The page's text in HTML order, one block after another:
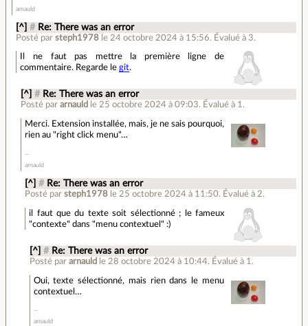
arnauld
[^] # Re: There was an error
Posté parsteph1978 le 24 octobre 2024 à 15:56. Évalué à 3.
Il ne faut pas mettre la première ligne de
commentaire. Regarde legit.
[^] # Re: There was an error
Posté par arnauld le 25 octobre 2024 à 09:03. Évalué à 1 .
Merci. Extension installée, mais, je ne sais pourquoi,
rien au "right click menu"…
arnauld
[^] # Re: There was an error
Posté parsteph1978 le 25 octobre 2024 à 11:50. Évalué à 2.
il faut que du texte soit sélectionné ; le fameux
"contexte" dans "menu contextuel" :)
[^] # Re: There was an error
Posté par arnauld le 28 octobre 2024 à 10:44. Évalué à 1 .
Oui, texte sélectionné, mais rien dans le menu
contextuel…
arnauld